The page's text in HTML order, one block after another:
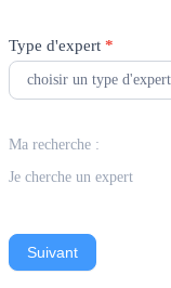
Type d'expert *
Ma recherche :
Je cherche un expert
Suivant